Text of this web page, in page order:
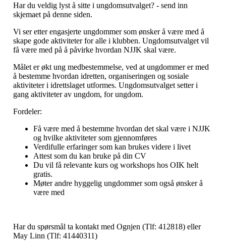
Har du veldig lyst å sitte i ungdomsutvalget? - send inn
skjemaet på denne siden.
Vi ser etter engasjerte ungdommer som ønsker å være med å
skape gode aktiviteter for alle i klubben. Ungdomsutvalget vil
få være med på å påvirke hvordan NJJK skal være.
Målet er økt ung medbestemmelse, ved at ungdommer er med
å bestemme hvordan idretten, organiseringen og sosiale
aktiviteter i idrettslaget utformes. Ungdomsutvalget setter i
gang aktiviteter av ungdom, for ungdom.
Fordeler:
Få være med å bestemme hvordan det skal være i NJJK
og hvilke aktiviteter som gjennomføres
Verdifulle erfaringer som kan brukes videre i livet
Attest som du kan bruke på din CV
Du vil få relevante kurs og workshops hos OIK helt
gratis.
Møter andre hyggelig ungdommer som også ønsker å
være med
Har du spørsmål ta kontakt med Ognjen (Tlf: 412818) eller
May Linn (Tlf: 41440311)